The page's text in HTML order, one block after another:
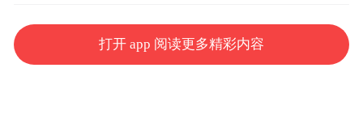
相向而行，推进中美关系指导原则磋商，拓
展外交安全沟通渠道，提升沟通实效，畅通
打开 app 阅读更多精彩内容